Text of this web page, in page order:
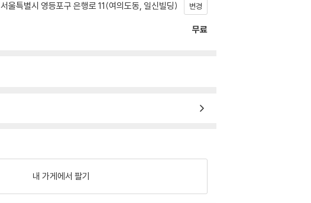
서울특별시 영등포구 은행로 11(여의도동, 일신빌딩) 변경
무료
내 가게에서 팔기